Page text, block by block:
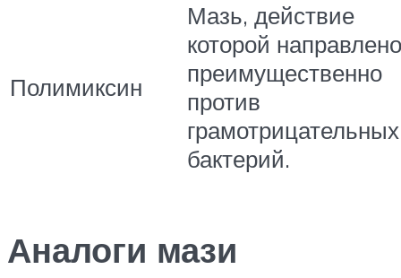
Полимиксин
Мазь, действие
которой направлено
преимущественно
против
грамотрицательных
бактерий.
Аналоги мази